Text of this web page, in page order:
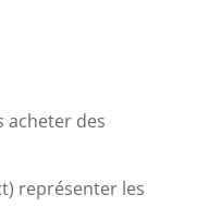
acheter des
représenter les